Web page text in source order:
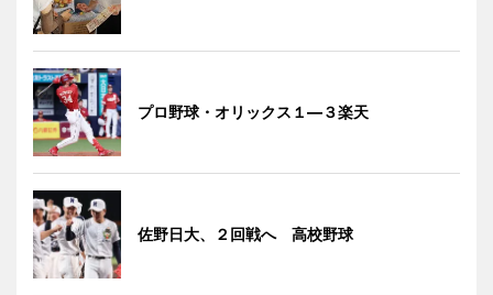
プロ野球・オリックス１―３楽天
佐野日大、２回戦へ 高校野球